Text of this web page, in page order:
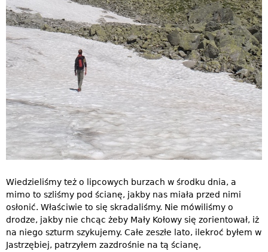
Wiedzieliśmy też o lipcowych burzach w środku dnia, a
mimo to szliśmy pod ścianę, jakby nas miała przed nimi
osłonić. Właściwie to się skradaliśmy. Nie mówiliśmy o
drodze, jakby nie chcąc żeby Mały Kołowy się zorientował, iż
na niego szturm szykujemy. Całe zeszłe lato, ilekroć byłem w
Jastrzębiej, patrzyłem zazdrośnie na tą ścianę,